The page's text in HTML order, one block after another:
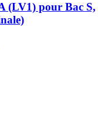
(LV1) pour Bac S,